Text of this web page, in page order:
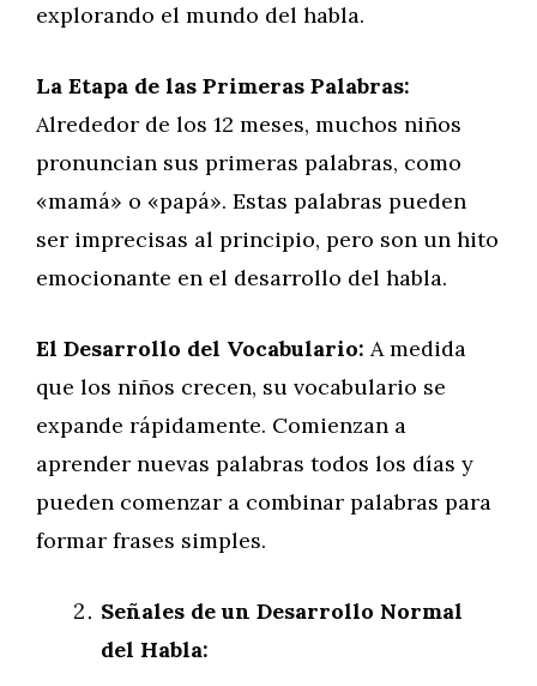
explorando el mundo del habla.
La Etapa de las Primeras Palabras:
Alrededor de los 12 meses, muchos niños
pronuncian sus primeras palabras, como
«mamá» o «papá». Estas palabras pueden
ser imprecisas al principio, pero son un hito
emocionante en el desarrollo del habla.
El Desarrollo del Vocabulario: A medida
que los niños crecen, su vocabulario se
expande rápidamente. Comienzan a
aprender nuevas palabras todos los días y
pueden comenzar a combinar palabras para
formar frases simples.
Señales de un Desarrollo Normal
del Habla: